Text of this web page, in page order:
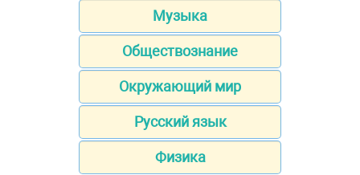
Музыка
Обществознание
Окружающий мир
Русский язык
Физика